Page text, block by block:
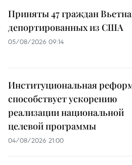
Приняты 47 граждан
депортированных из США
05/08/2026 09:14
Институциональная
способствует ускорению
реализации национальной
целевой программы
04/08/2026 21:00